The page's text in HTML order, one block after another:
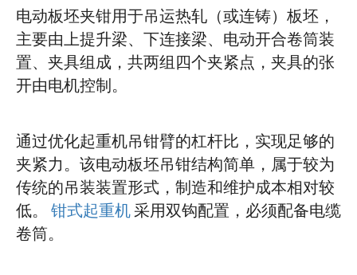
电动板坯夹钳用于吊运热轧（或连铸）板坯，
主要由上提升梁、下连接梁、电动开合卷筒装
置、夹具组成，共两组四个夹紧点，夹具的张
开由电机控制。
通过优化起重机吊钳臂的杠杆比，实现足够的
夹紧力。该电动板坯吊钳结构简单，属于较为
传统的吊装装置形式，制造和维护成本相对较
低。 钳式起重机采用双钩配置，必须配备电缆
卷筒。